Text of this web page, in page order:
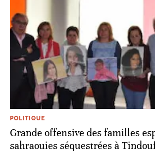
POLITIQUE
Grande offensive des familles
sahraouies séquestrées à